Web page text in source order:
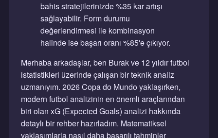
bahis stratejilerinizde %35 kar artışı
sağlayabilir. Form durumu
değerlendirmesi ile kombinasyon
halinde ise başarı oranı %85'e çıkıyor.
Merhaba arkadaşlar, ben Burak ve 12 yıldır futbol
istatistikleri üzerinde çalışan bir teknik analiz
uzmanıyım. 2026 Copa do Mundo yaklaşırken,
modern futbol analizinin en önemli araçlarından
biri olan xG (Expected Goals) analizi hakkında
detaylı bir rehber hazırladım. Matematiksel
yaklaşımlarla nasıl daha başarılı tahminler